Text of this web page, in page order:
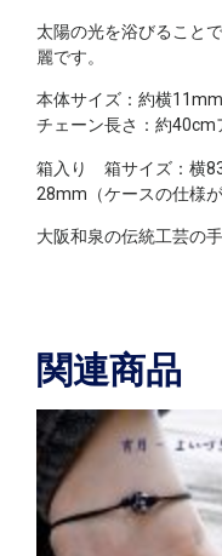
太陽の光を浴びること
麗です。
本体サイズ：約横
チェーン長さ：約40cm
箱入り 箱サイズ：横
28mm（ケースの仕様
大阪和泉の伝統工芸の
関連商品